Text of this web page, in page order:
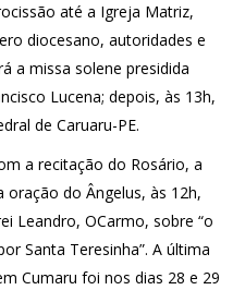
até a Igreja Matriz,
diocesano, autoridades e
a missa solene presidida
Lucena; depois, às 13h,
de Caruaru-PE.
a recitação do Rosário, a
oração do Ângelus, às 12h,
Leandro, OCarmo, sobre “o
Santa Teresinha”. A última
Cumaru foi nos dias 28 e 29